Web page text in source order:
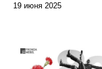
19 июня 2025